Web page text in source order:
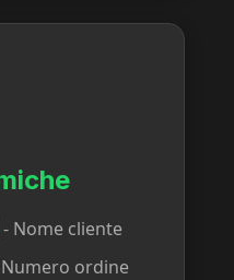
- Nome cliente
ordine